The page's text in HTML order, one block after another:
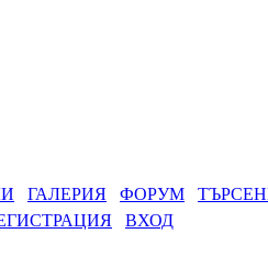
ГАЛЕРИЯ ФОРУМ
ВХОД